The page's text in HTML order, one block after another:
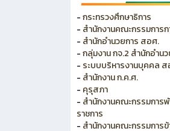
-กระทรวงศึกษาธิการ
- สำนักงานคณะกรรมการ
- สำนักอำนวยการ สอศ.
-กลุ่มงาน กจ.2 สำนักอำน
- ระบบบริหารงานบุคคล
- สำนักงาน ก.ค.ศ.
- คุรุสภา
- สำนักงานคณะกรรมการ
ราชการ
- สำนักงานคณะกรรมการข้